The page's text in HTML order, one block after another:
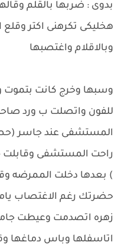
بدوى : ضربها بالقلم
هخليكى تكرهنى اكتر وقلع
وبالاقلام واغتصبها
وسبها وخرج كانت
للفون واتصلت ب ورد
المستشفى عند جاسر (حصل
راحت المستشفى وقابلت
) بعدها دخلت الممرضه
حضرتك رغم الاغتصاب
زهره اتصدمت وعيطت
اتاسفلها وباس دماغها